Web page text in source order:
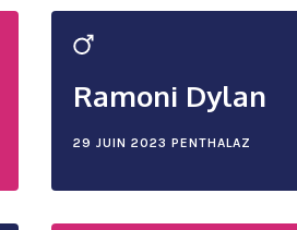
Ramoni Dylan
29 JUIN 2023 PENTHALAZ